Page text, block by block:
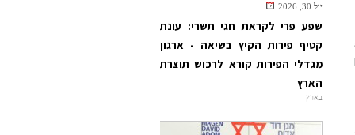
יול 30, 2026
שפע פרי לקראת חגי תשרי: עונת
קטיף פירות הקיץ בשיאה - ארגון
מגדלי הפירות קורא לרכוש תוצרת
הארץ
בארץ